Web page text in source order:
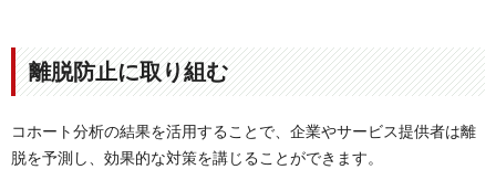
離脱防止に取り組む
コホート分析の結果を活用することで、企業やサービス提供者は離
脱を予測し、効果的な対策を講じることができます。